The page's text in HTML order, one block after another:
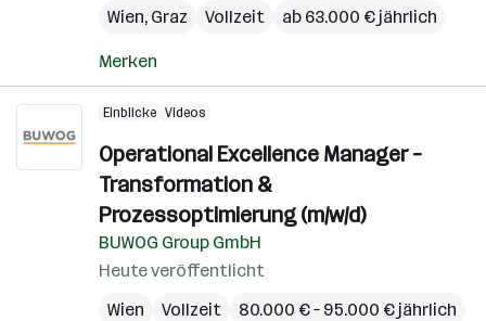
Wien, Graz Vollzeit ab 63.000 € jährlich
Merken
Einblicke Videos
Operational Excellence Manager –
Transformation &
Prozessoptimierung (m/w/d)
BUWOG Group GmbH
Heute veröffentlicht
Wien
Vollzeit 80.000 € – 95.000 € jährlich